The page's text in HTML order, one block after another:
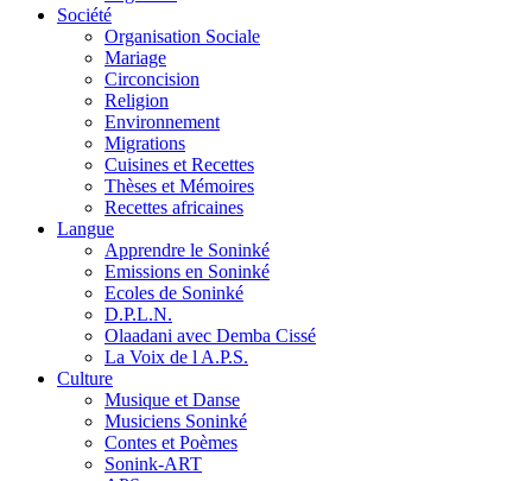
Société
Organisation Sociale
Mariage
Circoncision
Religion
Environnement
Migrations
Cuisines et Recettes
Thèses et Mémoires
Recettes africaines
Langue
Apprendre le Soninké
Emissions en Soninké
Ecoles de Soninké
D.P.L.N.
Olaadani avec Demba Cissé
La Voix de l A.P.S.
Culture
Musique et Danse
Musiciens Soninké
Contes et Poèmes
Sonink-ART